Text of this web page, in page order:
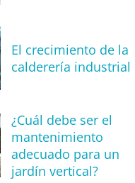
El crecimiento de la
calderería industrial
¿Cuál debe ser el
mantenimiento
adecuado para un
jardín vertical?